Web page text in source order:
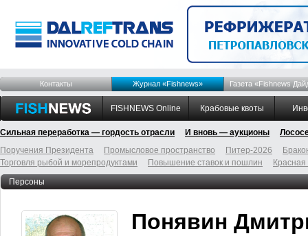
Контакты Журнал «Fishnews» Газета «Fishnews
FISHNEWS Online Крабовые квоты
Сильная переработка — гордость отрасли И вновь — аукционы
Поручения Президента
Промысловое пространство Питер-2026
Торговля рыбой и морепродуктами
Повышение ставок и пошлин
Персоны
Понявин